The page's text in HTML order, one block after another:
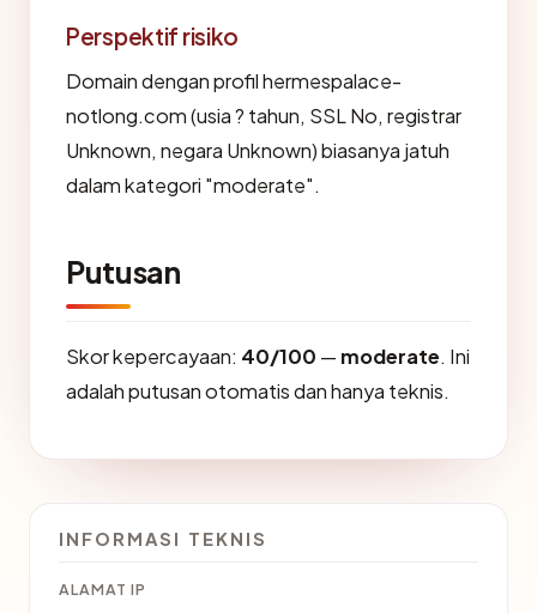
Perspektif risiko
Domain dengan profil hermespalace-
notlong.com (usia ? tahun, SSL No, registrar
Unknown, negara Unknown) biasanya jatuh
dalam kategori "moderate".
Putusan
Skor kepercayaan: 40/100 — moderate. Ini
adalah putusan otomatis dan hanya teknis.
INFORMASI TEKNIS
ALAMAT IP